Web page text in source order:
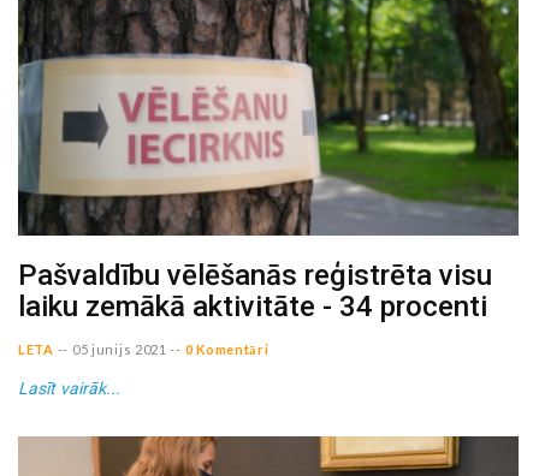
Pašvaldību vēlēšanās reģistrēta visu
laiku zemākā aktivitāte - 34 procenti
LETA -- 05 junijs 2021 -- 0 Komentāri
Lasīt vairāk...